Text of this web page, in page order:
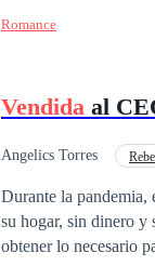
D’Angelo líder de
volviéndose su
excesos que Franco
lo que el considera
una monja y dos
Romance
Vendida al
Angelics Torres
Durante la pandemia,
su hogar, sin dinero y
obtener lo necesario